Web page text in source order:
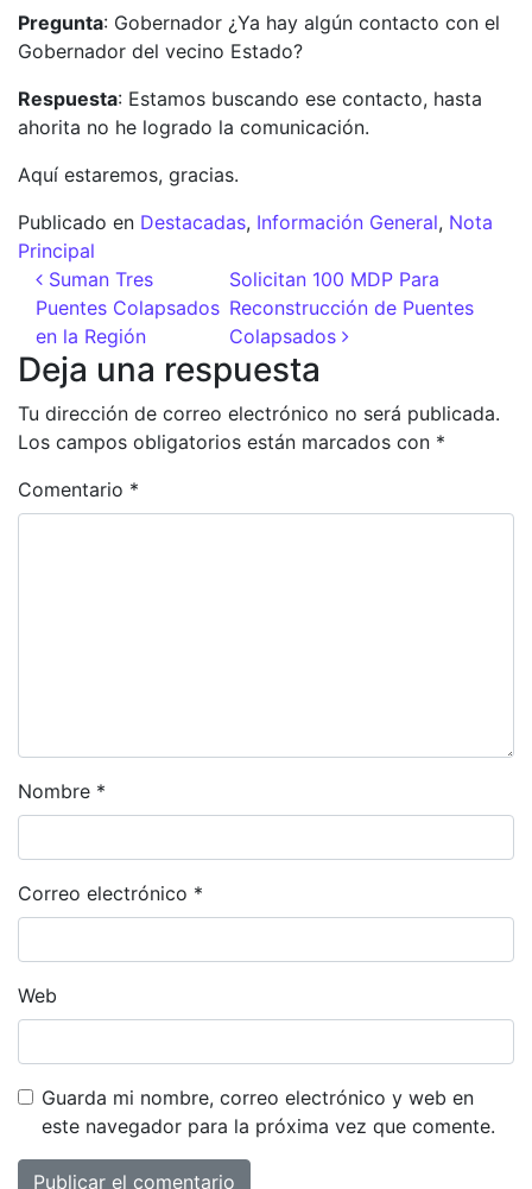
Pregunta: Gobernador ¿Ya hay algún contacto con el
Gobernador del vecino Estado?
Respuesta: Estamos buscando ese contacto, hasta
ahorita no he logrado la comunicación.
Aquí estaremos, gracias.
Publicado en Destacadas, Información General, Nota
Principal
Navegación de entradas
Suman Tres
Puentes Colapsados
en la Región
Solicitan 100 MDP Para
Reconstrucción de Puentes
Colapsados
Deja una respuesta
Tu dirección de correo electrónico no será publicada.
Los campos obligatorios están marcados con *
Comentario *
Nombre *
Correo electrónico *
Web
Guarda mi nombre, correo electrónico y web en
este navegador para la próxima vez que comente.